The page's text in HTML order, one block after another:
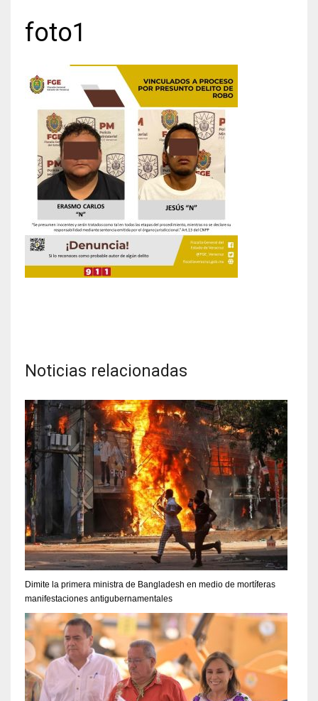
foto1
Noticias relacionadas
Dimite la primera ministra de Bangladesh en medio de mortíferas
manifestaciones antigubernamentales